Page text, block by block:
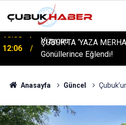
12:06
ÇUBUK’TA ‘YAZA
Gönüllerince Eğlendi!
Anasayfa Güncel